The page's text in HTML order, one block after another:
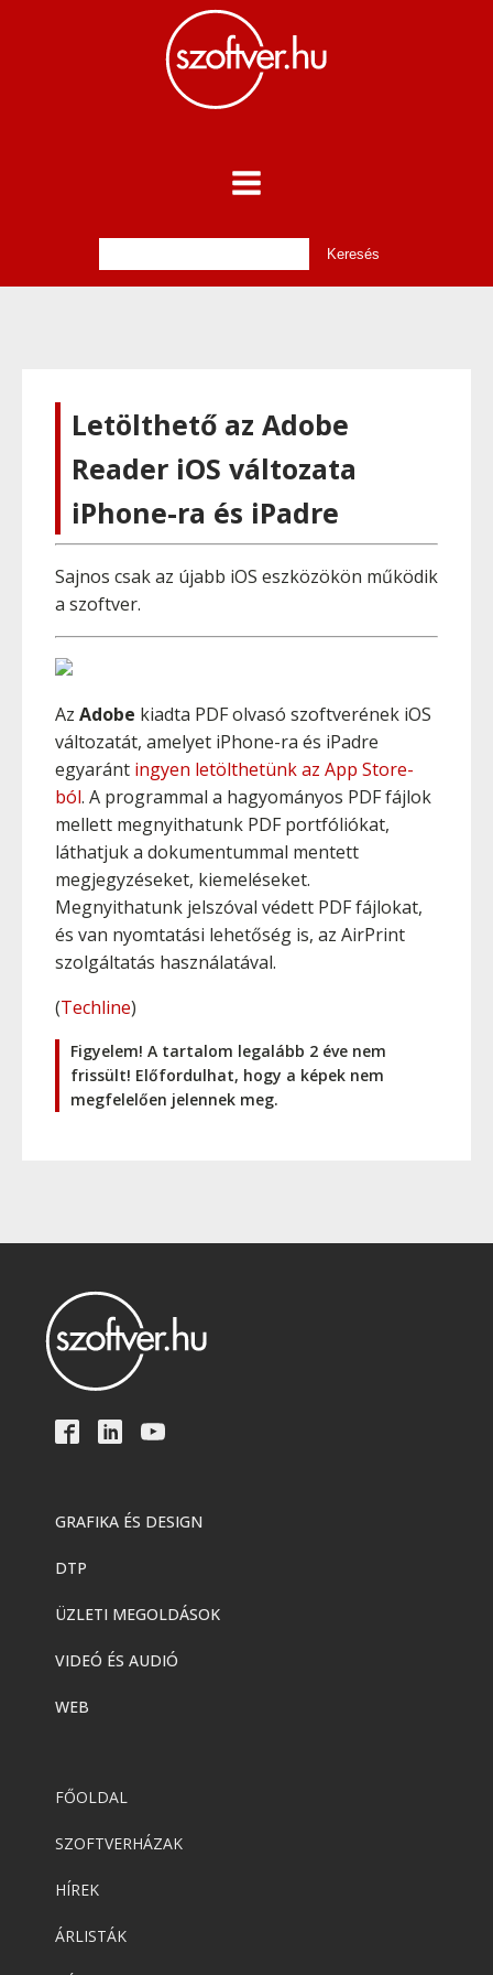
Letölthető az Adobe
Reader iOS változata
iPhone-ra és iPadre
Sajnos csak az újabb iOS eszközökön működik
a szoftver.
Az Adobe kiadta PDF olvasó szoftverének iOS
változatát, amelyet iPhone-ra és iPadre
egyaránt ingyen letölthetünk az App Store-
ból. A programmal a hagyományos PDF fájlok
mellett megnyithatunk PDF portfóliókat,
láthatjuk a dokumentummal mentett
megjegyzéseket, kiemeléseket.
Megnyithatunk jelszóval védett PDF fájlokat,
és van nyomtatási lehetőség is, az AirPrint
szolgáltatás használatával.
(Techline)
Figyelem! A tartalom legalább 2 éve nem
frissült! Előfordulhat, hogy a képek nem
megfelelően jelennek meg.
GRAFIKA ÉS DESIGN
DTP
ÜZLETI MEGOLDÁSOK
VIDEÓ ÉS AUDIÓ
WEB
FŐOLDAL
SZOFTVERHÁZAK
HÍREK
ÁRLISTÁK